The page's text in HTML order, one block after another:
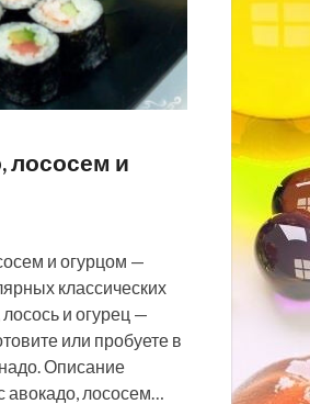
лососем и
и огурцом —
классических
и огурец —
или пробуете в
Описание
лососем…